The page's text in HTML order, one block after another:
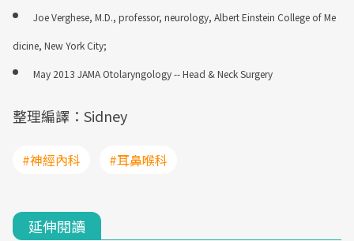
Joe Verghese, M.D., professor, neurology, Albert Einstein College of Me
dicine, New York City;
May 2013 JAMA Otolaryngology -- Head & Neck Surgery
整理編譯：Sidney
#神經內科 #耳鼻喉科
延伸閱讀